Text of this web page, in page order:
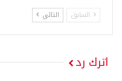
السابق التالي
اترك رد